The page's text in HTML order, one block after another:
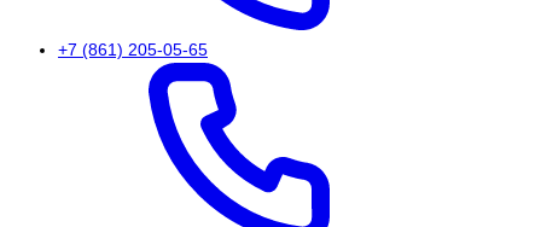
+7 (861) 205-05-65